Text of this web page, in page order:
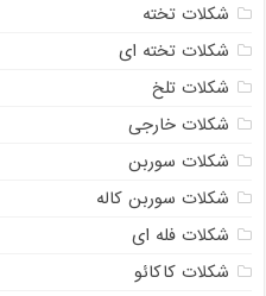
شکلات تخته
شکلات تخته ای
شکلات تلخ
شکلات خارجی
شکلات سوربن
شکلات سوربن کاله
شکلات فله ای
شکلات کاکائو